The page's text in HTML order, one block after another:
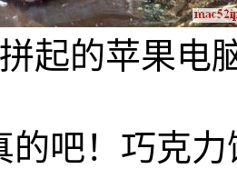
起的苹果电
的吧！巧克